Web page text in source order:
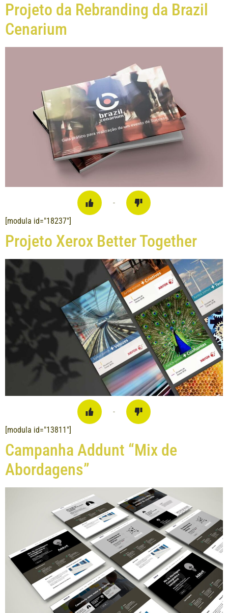
Projeto da Rebranding da Brazil
Cenarium
-
[modula id="18237"]
Projeto Xerox Better Together
-
[modula id="13811"]
Campanha Addunt “Mix de
Abordagens”